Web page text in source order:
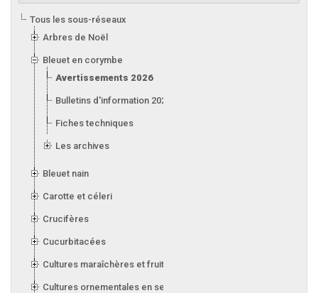
Tous les sous-réseaux
Arbres de Noël
Bleuet en corymbe
Avertissements 2026
Bulletins d'information 2026
Fiches techniques
Les archives
Bleuet nain
Carotte et céleri
Crucifères
Cucurbitacées
Cultures maraîchères et fruitières en serre
Cultures ornementales en serre